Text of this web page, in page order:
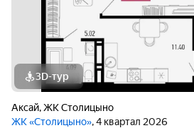
3D-тур
Аксай,ЖК Столицыно
ЖК «Столицыно», 4 квартал 2026